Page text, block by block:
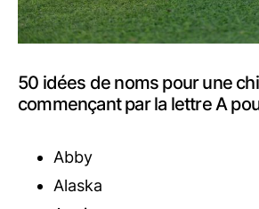
50 idées de noms pour une
commençant par la lettre A
Abby
Alaska